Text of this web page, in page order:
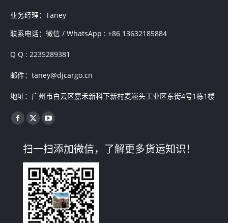
业务经理：Taney
联系电话：微信 / WhatsApp : +86 13632185884
Q Q : 2235289381
邮件：taney@djcargo.cn
地址：广州市白云区嘉禾新科下新村麦崧头工业区东街4号1栋1楼
找到我们：
Facebook
opens
in
new
window
X
opens
in
new
window
YouTube
opens
in
new
window
扫一扫添加微信，了解更多货运知识！